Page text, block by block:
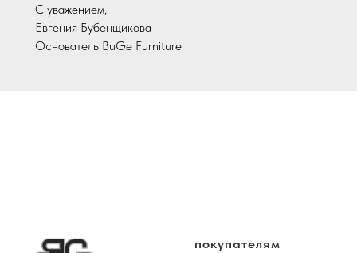
С уважением,
Евгения Бубенщикова
Основатель BuGe Furniture
покупателям